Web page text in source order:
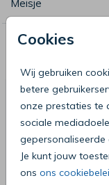
Cookies
Wij gebruiken
betere
onze prestaties te
sociale
gepersonaliseerde
Je kunt jouw
ons ons
Meisje
Deze
voor je